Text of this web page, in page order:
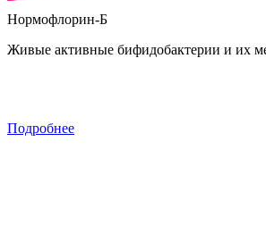
Нормофлорин-Б
Живые активные бифидобактерии и их
Подробнее